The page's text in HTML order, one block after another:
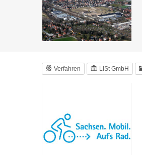
Verfahren LISt GmbH